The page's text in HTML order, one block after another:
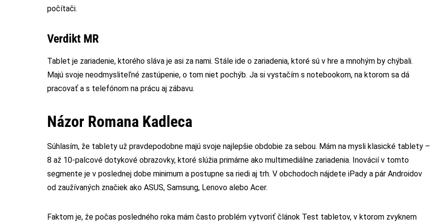
počítači.
Verdikt MR
Tablet je zariadenie, ktorého sláva je asi za nami. Stále ide o zariadenia, ktoré sú v hre a mnohým by chýbali.
Majú svoje neodmysliteľné zastúpenie, o tom niet pochýb. Ja si vystačím s notebookom, na ktorom sa dá
pracovať a s telefónom na prácu aj zábavu.
Názor Romana Kadleca
Súhlasím, že tablety už pravdepodobne majú svoje najlepšie obdobie za sebou. Mám na mysli klasické tablety –
8 až 10-palcové dotykové obrazovky, ktoré slúžia primárne ako multimediálne zariadenia. Inovácií v tomto
segmente je v poslednej dobe minimum a postupne sa riedi aj trh. V obchodoch nájdete iPady a pár Androidov
od zaužívaných značiek ako ASUS, Samsung, Lenovo alebo Acer.
Faktom je, že počas posledného roka mám často problém vytvoriť článok Test tabletov, v ktorom zvyknem